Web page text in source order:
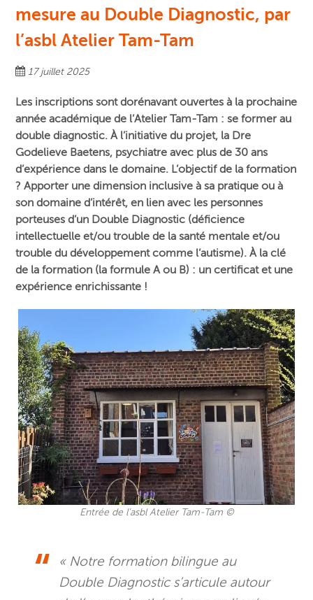
mesure au Double Diagnostic, par
l’asbl Atelier Tam-Tam
17 juillet 2025
Les inscriptions sont dorénavant ouvertes à la prochaine
année académique de l’Atelier Tam-Tam : se former au
double diagnostic. À l’initiative du projet, la Dre
Godelieve Baetens, psychiatre avec plus de 30 ans
d’expérience dans le domaine. L’objectif de la formation
? Apporter une dimension inclusive à sa pratique ou à
son domaine d’intérêt, en lien avec les personnes
porteuses d’un Double Diagnostic (déficience
intellectuelle et/ou trouble de la santé mentale et/ou
trouble du développement comme l’autisme). À la clé
de la formation (la formule A ou B) : un certificat et une
expérience enrichissante !
Entrée de l’asbl Atelier Tam-Tam ©
« Notre formation bilingue au
Double Diagnostic s’articule autour